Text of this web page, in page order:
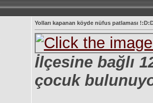
Yolları kapanan köyde nüfus patlaması
İlçesine bağlı
çocuk